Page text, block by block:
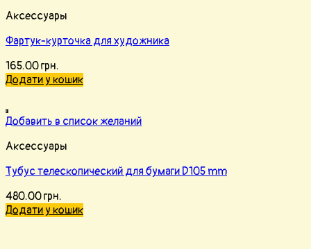
Аксессуары
Фартук-курточка для художника
165.00грн.
Додати у кошик
Добавить в список желаний
Аксессуары
Тубус телескопический для бумаги D105 mm
480.00грн.
Додати у кошик